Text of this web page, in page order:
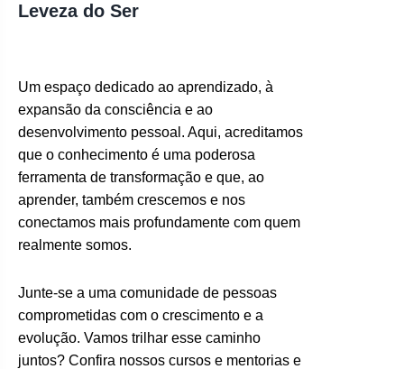
Leveza do Ser
Um espaço dedicado ao aprendizado, à
expansão da consciência e ao
desenvolvimento pessoal. Aqui, acreditamos
que o conhecimento é uma poderosa
ferramenta de transformação e que, ao
aprender, também crescemos e nos
conectamos mais profundamente com quem
realmente somos.
Junte-se a uma comunidade de pessoas
comprometidas com o crescimento e a
evolução. Vamos trilhar esse caminho
juntos? Confira nossos cursos e mentorias e